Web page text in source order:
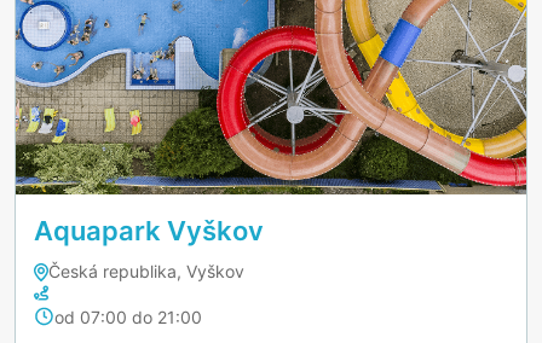
Aquapark Vyškov
Česká republika, Vyškov
od 07:00 do 21:00